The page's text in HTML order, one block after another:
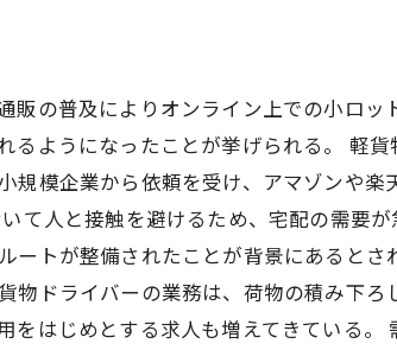
の普及によりオンライン上での小ロッ
ようになったことが挙げられる。 軽
模企業から依頼を受け、アマゾンや楽
て人と接触を避けるため、宅配の需要
トが整備されたことが背景にあるとさ
ドライバーの業務は、荷物の積み下ろ
はじめとする求人も増えてきている。